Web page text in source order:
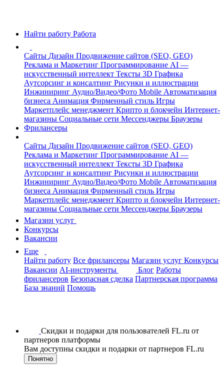
Найти работу Работа
Сайты Дизайн Продвижение сайтов (SEO, GEO)
Реклама и Маркетинг Программирование AI —
искусственный интеллект Тексты 3D Графика
Аутсорсинг и консалтинг Рисунки и иллюстрации
Инжиниринг Аудио/Видео/Фото Mobile Автоматизация
бизнеса Анимация Фирменный стиль Игры
Маркетплейс менеджмент Крипто и блокчейн Интернет-
магазины Социальные сети Мессенджеры Браузеры
Фрилансеры
Сайты Дизайн Продвижение сайтов (SEO, GEO)
Реклама и Маркетинг Программирование AI —
искусственный интеллект Тексты 3D Графика
Аутсорсинг и консалтинг Рисунки и иллюстрации
Инжиниринг Аудио/Видео/Фото Mobile Автоматизация
бизнеса Анимация Фирменный стиль Игры
Маркетплейс менеджмент Крипто и блокчейн Интернет-
магазины Социальные сети Мессенджеры Браузеры
Магазин услуг
Конкурсы
Вакансии
Еще
Найти работу Все фрилансеры Магазин услуг Конкурсы
Вакансии AI-инструменты Блог Работы
фрилансеров Безопасная сделка Партнерская программа
База знаний Помощь
Скидки и подарки для пользователей FL.ru от
партнеров платформы
Вам доступны скидки и подарки от партнеров FL.ru
Понятно